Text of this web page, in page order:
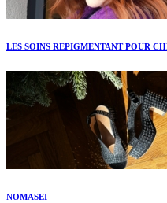
LES SOINS REPIGMENTANT POUR
NOMASEI